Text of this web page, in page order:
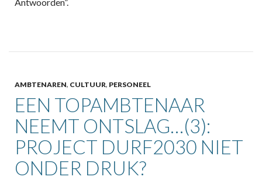
AMBTENAREN, CULTUUR, PERSONEEL
EEN TOPAMBTENAAR
NEEMT ONTSLAG…(3):
PROJECT DURF2030 NIET
ONDER DRUK?